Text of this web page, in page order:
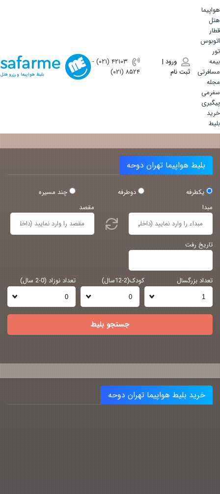
هواپیما
هتل
قطار
اتوبوس
تور
بیمه
مسافرتی
مجله
سفرمی
پیگیری
خرید
بلیط
ورود |
ثبت نام
(۰۲۱) ۴٢١٠٣
-
(۰۲۱) ۸۵۲۴
بلیط هواپیما و رزرو هتل
بلیط هواپیما تهران دوحه
یکطرفه دوطرفه
چند مسیره
مبدا
مقصد
تاریخ رفت
تعداد بزرگسال کودک(2-12سال) تعداد نوزاد (0-2 سال)
جستجو بلیط
خرید بلیط هواپیما تهران دوحه